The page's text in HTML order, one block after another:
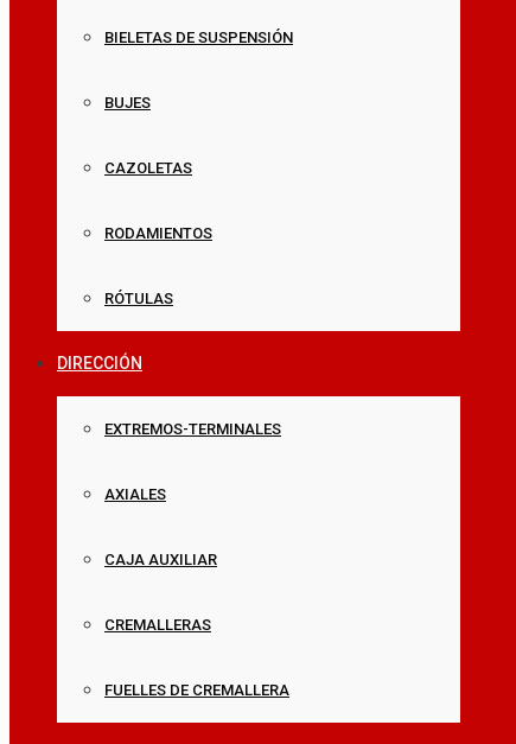
BIELETAS DE SUSPENSIÓN
BUJES
CAZOLETAS
RODAMIENTOS
RÓTULAS
DIRECCIÓN
EXTREMOS-TERMINALES
AXIALES
CAJA AUXILIAR
CREMALLERAS
FUELLES DE CREMALLERA